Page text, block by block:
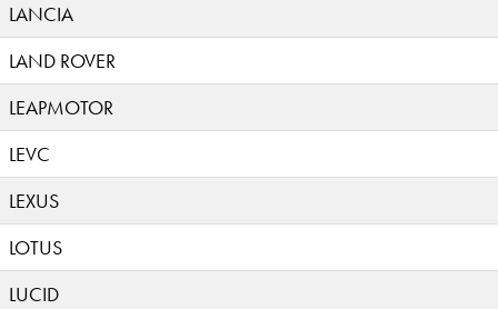
LANCIA
LAND ROVER
LEAPMOTOR
LEVC
LEXUS
LOTUS
LUCID